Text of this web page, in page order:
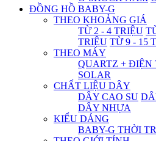
ĐỒNG HỒ BABY-G
THEO KHOẢNG GIÁ
TỪ 2 - 4 TRIỆU
TRIỆU TỪ 9 - 15
THEO MÁY
QUARTZ + ĐIỆN
SOLAR
CHẤT LIỆU DÂY
DÂY CAO SU
DÂY NHỰA
KIỂU DÁNG
BABY-G THỜI